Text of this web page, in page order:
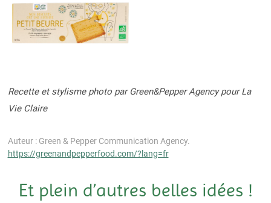
Recette et stylisme photo par Green&Pepper Agency pour La
Vie Claire
Auteur : Green & Pepper Communication Agency.
https://greenandpepperfood.com/?lang=fr
Et plein d’autres belles idées !